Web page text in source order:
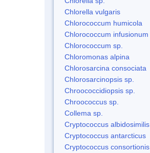
Chlorella vulgaris
Chlorococcum humicola
Chlorococcum infusionum
Chlorococcum sp.
Chloromonas alpina
Chlorosarcina consociata
Chlorosarcinopsis sp.
Chroococcidiopsis sp.
Chroococcus sp.
Collema sp.
Cryptococcus albidosimilis
Cryptococcus antarcticus
Cryptococcus consortionis